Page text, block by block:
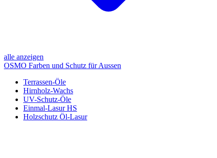
alle anzeigen
OSMO Farben und Schutz für Aussen
Terrassen-Öle
Hirnholz-Wachs
UV-Schutz-Öle
Einmal-Lasur HS
Holzschutz Öl-Lasur